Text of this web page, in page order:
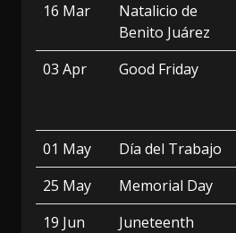
16 Mar
Natalicio de
Benito Juárez
03 Apr
Good Friday
01 May
Día del Trabajo
25 May
Memorial Day
19 Jun
Juneteenth